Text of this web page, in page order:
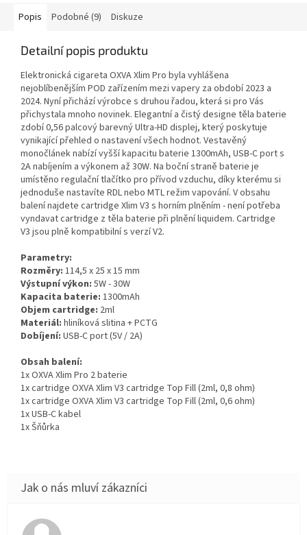
Popis Podobné (9) Diskuze
Detailní popis produktu
Elektronická cigareta OXVA Xlim Pro byla vyhlášena
nejoblíbenějším POD zařízením mezi vapery za období 2023 a
2024. Nyní přichází výrobce s druhou řadou, která si pro Vás
přichystala mnoho novinek. Elegantní a čistý designe těla baterie
zdobí 0,56 palcový barevný Ultra-HD displej, který poskytuje
vynikající přehled o nastavení všech hodnot. Vestavěný
monočlánek nabízí vyšší kapacitu baterie 1300mAh, USB-C port s
2A nabíjením a výkonem až 30W. Na boční straně baterie je
umístěno regulační tlačítko pro přívod vzduchu, díky kterému si
jednoduše nastavíte RDL nebo MTL režim vapování. V obsahu
balení najdete cartridge Xlim V3 s horním plněním - není potřeba
vyndavat cartridge z těla baterie při plnění liquidem. Cartridge
V3 jsou plně kompatibilní s verzí V2.
Parametry:
Rozměry: 114,5 x 25 x 15 mm
Výstupní výkon: 5W - 30W
Kapacita baterie: 1300mAh
Objem cartridge: 2ml
Materiál: hliníková slitina + PCTG
Dobíjení: USB-C port (5V / 2A)
Obsah balení:
1x OXVA Xlim Pro 2 baterie
1x cartridge OXVA Xlim V3 cartridge Top Fill (2ml, 0,8 ohm)
1x cartridge OXVA Xlim V3 cartridge Top Fill (2ml, 0,6 ohm)
1x USB-C kabel
1x Šňůrka